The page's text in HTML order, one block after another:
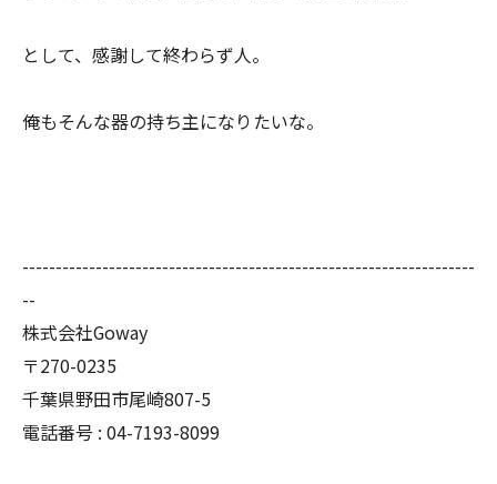
として、感謝して終わらず人。
俺もそんな器の持ち主になりたいな。
--------------------------------------------------------------------
--
株式会社Goway
〒270-0235
千葉県野田市尾崎807-5
電話番号 : 04-7193-8099